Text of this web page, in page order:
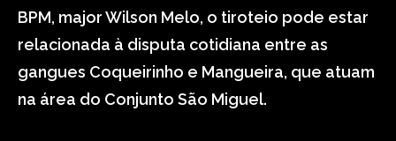
BPM, major Wilson Melo, o tiroteio pode estar
relacionada à disputa cotidiana entre as
gangues Coqueirinho e Mangueira, que atuam
na área do Conjunto São Miguel.